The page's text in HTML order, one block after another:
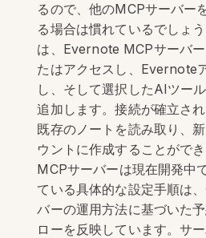
るので、他のMCPサーバー
る場合は慣れているでしょ
は、Evernote MCPサーバー
たはアクセスし、Evernote
し、そして選択したAIツー
追加します。接続が確立さ
既存のノートを読み取り、
ウントに作成することがで
MCPサーバーは現在開発中
ている具体的な設定手順は
バーの運用方法に基づいた
ローを反映しています。サ